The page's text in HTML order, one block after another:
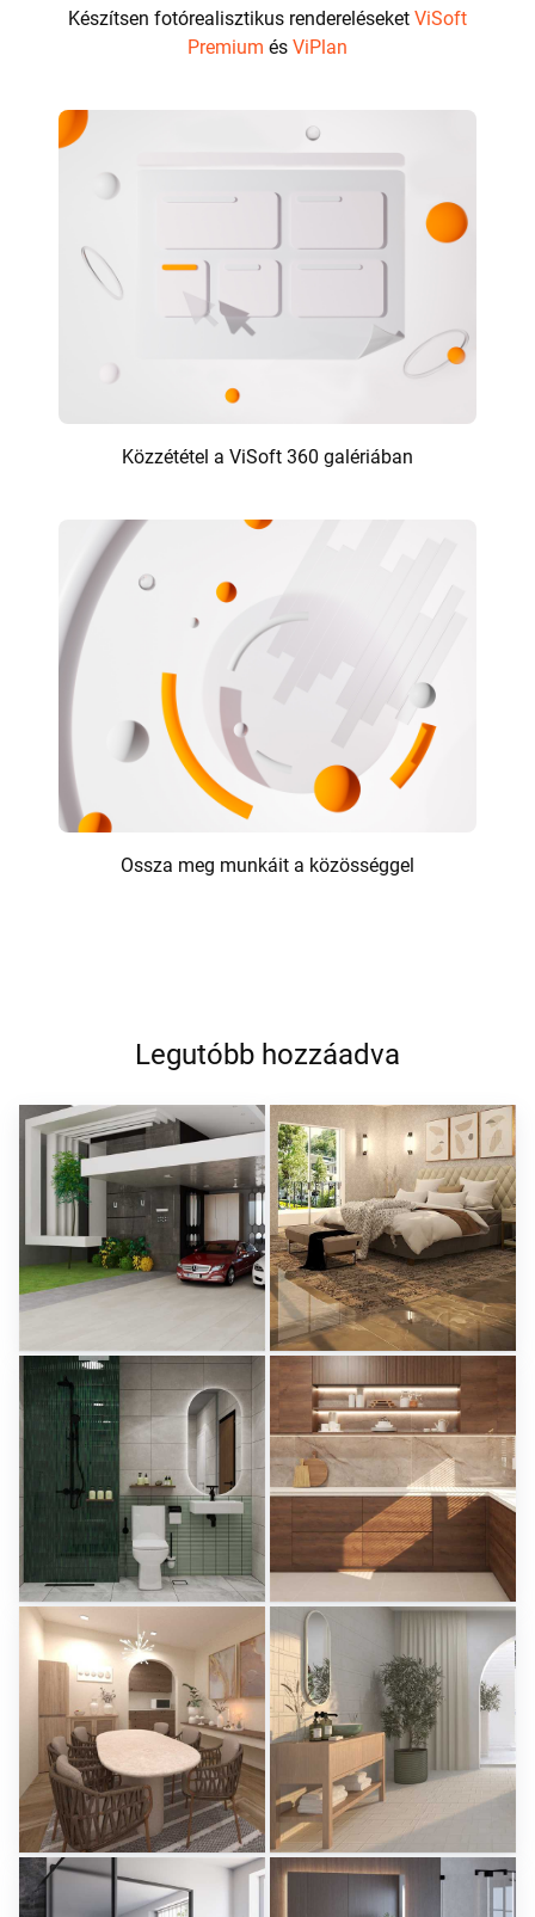
Készítsen fotórealisztikus rendereléseket ViSoft
Premium és ViPlan
Közzététel a ViSoft 360 galériában
Ossza meg munkáit a közösséggel
Legutóbb hozzáadva
ROHAIZAD_CARPORCH
YUSMAN_BEDROOM
Creative Lab Malaysia
KHAI_BATHROOM
Creative Lab Malaysia
Israf_Kitchen
Creative Lab Malaysia
PIKA_DINING_AREA
Creative Lab Malaysia
Aparici - Ease
Tile Integration